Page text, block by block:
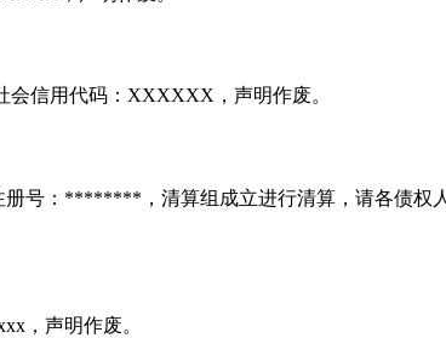
信用代码：XXXXXX，声明作废。
号：********，清算组成立进行清算，请各债权
，声明作废。